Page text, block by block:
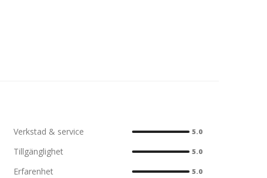
Verkstad & service 5.0
Tillgänglighet 5.0
Erfarenhet 5.0